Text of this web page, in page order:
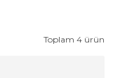
Toplam 4 ürün